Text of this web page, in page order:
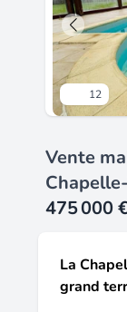
12
Vente
475 000
La
grand